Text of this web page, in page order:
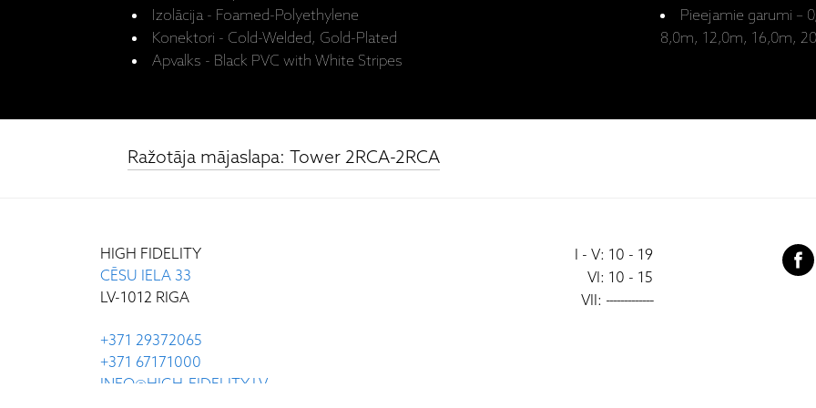
Izolācija - Foamed-Polyethylene
Konektori - Cold-Welded, Gold-Plated
Apvalks - Black PVC with White Stripes
Pieejamie garumi –
8,0m, 12,0m, 16,0m,
Ražotāja mājaslapa: Tower 2RCA-2RCA
HIGH FIDELITY
CĒSU IELA 33
LV-1012 RIGA
I - V: 10 - 19
VI: 10 - 15
VII: -------------
+371 29372065
+371 67171000
INFO@HIGH-FIDELITY.LV